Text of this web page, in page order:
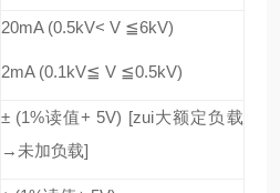
20mA (0.5kV< V ≦6kV)
2mA (0.1kV≦ V ≦0.5kV)
± (1%读值+ 5V) [zui大额定负载
→ 未加负载]